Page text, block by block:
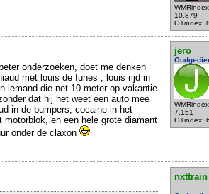
10.879
OTindex:
jero
7.151
OTindex:
onderzoeken, doet me denken
met louis de funes , louis rijd in
iemand die net 10 meter op vakantie
dat hij het weet een auto mee
in de bumpers, cocaine in het
en een hele grote diamant
onder de claxon
nxttrain